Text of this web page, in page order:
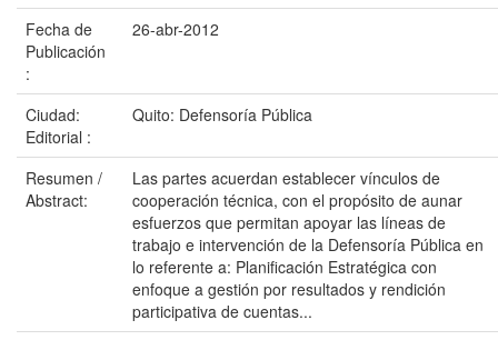
Fecha de
Publicación
:
26-abr-2012
Ciudad:
Editorial :
Quito: Defensoría Pública
Resumen /
Abstract:
Las partes acuerdan establecer vínculos de
cooperación técnica, con el propósito de aunar
esfuerzos que permitan apoyar las líneas de
trabajo e intervención de la Defensoría Pública en
lo referente a: Planificación Estratégica con
enfoque a gestión por resultados y rendición
participativa de cuentas...